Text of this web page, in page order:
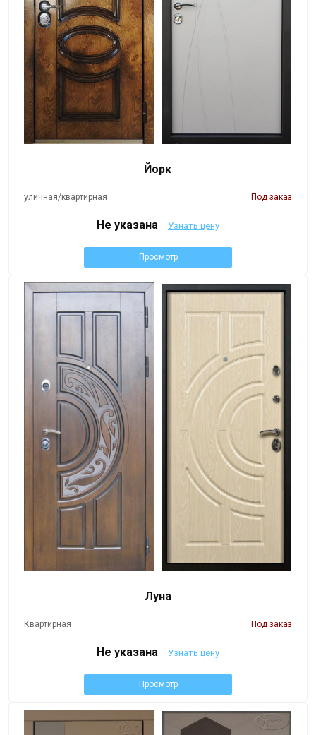
Йорк
уличная/квартирная Под заказ
Не указана Узнать цену
Просмотр
Луна
Квартирная Под заказ
Не указана Узнать цену
Просмотр